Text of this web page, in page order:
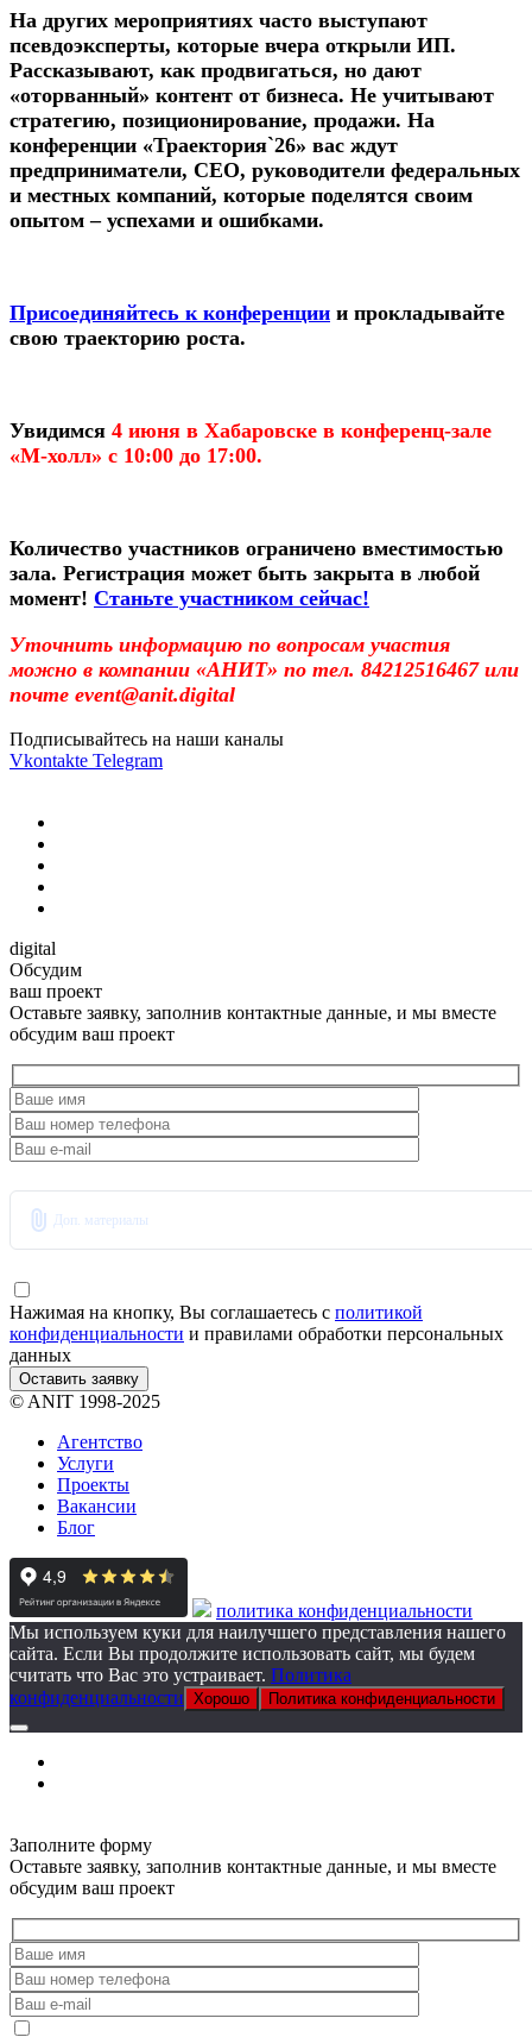
На других мероприятиях часто выступают
псевдоэксперты, которые вчера открыли ИП.
Рассказывают, как продвигаться, но дают
«оторванный» контент от бизнеса. Не учитывают
стратегию, позиционирование, продажи. На
конференции «Траектория`26» вас ждут
предприниматели, CEO, руководители федеральных
и местных компаний, которые поделятся своим
опытом – успехами и ошибками.
Присоединяйтесь к конференции и прокладывайте
свою траекторию роста.
Увидимся 4 июня в Хабаровске в конференц-зале
«М-холл» с 10:00 до 17:00.
Количество участников ограничено вместимостью
зала. Регистрация может быть закрыта в любой
момент! Станьте участником сейчас!
Уточнить информацию по вопросам участия
можно в компании «АНИТ» по тел. 84212516467 или
почте event@anit.digital
Подписывайтесь на наши каналы
Vkontakte Telegram
digital
Обсудим
ваш проект
Оставьте заявку, заполнив контактные данные, и мы вместе
обсудим ваш проект
Доп. материалы
Нажимая на кнопку, Вы соглашаетесь с политикой
конфиденциальности и правилами обработки персональных
данных
Оставить заявку
© ANIT 1998-2025
Агентство
Услуги
Проекты
Вакансии
Блог
политика конфиденциальности
Мы используем куки для наилучшего представления нашего
сайта. Если Вы продолжите использовать сайт, мы будем
считать что Вас это устраивает. Политика
конфиденциальности Хорошо Политика конфиденциальности
Заполните форму
Оставьте заявку, заполнив контактные данные, и мы вместе
обсудим ваш проект